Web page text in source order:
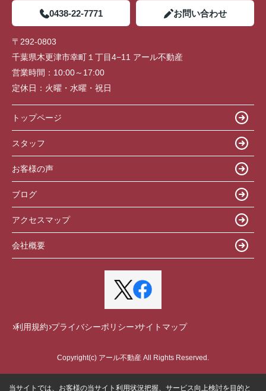
0438-22-7771 お問い合わせ
〒292-0803
千葉県木更津市幸町１丁目4−11 アール不動産
営業時間： 10:00～17:00
定休日： 火曜・水曜・祝日
トップページ
スタッフ
お客様の声
ブログ
アクセスマップ
会社概要
利用規約 プライバシーポリシー サイトマップ
Copyright(c) アール不動産 All Rights Reserved.
当サイトでは、お客様の当サイト利用状況把握、サービス向上検討を目的と